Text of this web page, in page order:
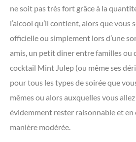
ne soit pas très fort grâce à la
l’alcool qu’il contient, alors que vous
officielle ou simplement lors d’une
amis, un petit diner entre familles ou
cocktail Mint Julep (ou même ses
pour tous les types de soirée que
mêmes ou alors auxquelles vous
évidemment rester raisonnable et en
manière modérée.